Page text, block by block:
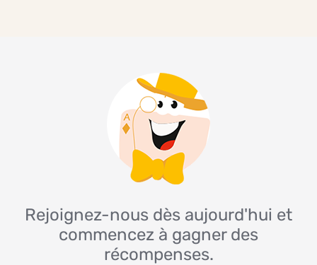
Rejoignez-nous dès aujourd'hui et
commencez à gagner des
récompenses.